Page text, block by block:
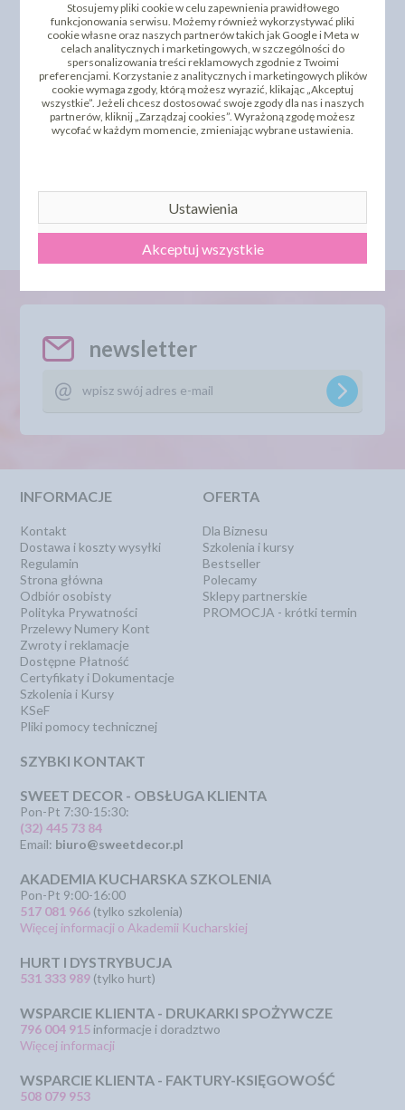
OKRĄGŁE PODKŁADY
OKRĄGŁE PODKŁADY
newsletter
INFORMACJE
Kontakt
Dostawa i koszty wysyłki
Regulamin
Strona główna
Odbiór osobisty
Polityka Prywatności
Przelewy Numery Kont
Zwroty i reklamacje
Dostępne Płatność
Certyfikaty i Dokumentacje
Szkolenia i Kursy
KSeF
Pliki pomocy technicznej
OFERTA
Dla Biznesu
Szkolenia i kursy
Bestseller
Polecamy
Sklepy partnerskie
PROMOCJA - krótki termin
SZYBKI KONTAKT
SWEET DECOR - OBSŁUGA KLIENTA
Pon-Pt 7:30-15:30:
(32) 445 73 84
Email: biuro@sweetdecor.pl
AKADEMIA KUCHARSKA SZKOLENIA
Pon-Pt 9:00-16:00
517 081 966 (tylko szkolenia)
Więcej informacji o Akademii Kucharskiej
HURT I DYSTRYBUCJA
531 333 989 (tylko hurt)
WSPARCIE KLIENTA - DRUKARKI SPOŻYWCZE
796 004 915 informacje i doradztwo
Więcej informacji
WSPARCIE KLIENTA - FAKTURY-KSIĘGOWOŚĆ
508 079 953
Stosujemy pliki cookie w celu zapewnienia prawidłowego
funkcjonowania serwisu. Możemy również wykorzystywać pliki
cookie własne oraz naszych partnerów takich jak Google i Meta w
celach analitycznych i marketingowych, w szczególności do
spersonalizowania treści reklamowych zgodnie z Twoimi
preferencjami. Korzystanie z analitycznych i marketingowych plików
cookie wymaga zgody, którą możesz wyrazić, klikając „Akceptuj
wszystkie”. Jeżeli chcesz dostosować swoje zgody dla nas i naszych
partnerów, kliknij „Zarządzaj cookies”. Wyrażoną zgodę możesz
wycofać w każdym momencie, zmieniając wybrane ustawienia.
Ustawienia
Akceptuj wszystkie